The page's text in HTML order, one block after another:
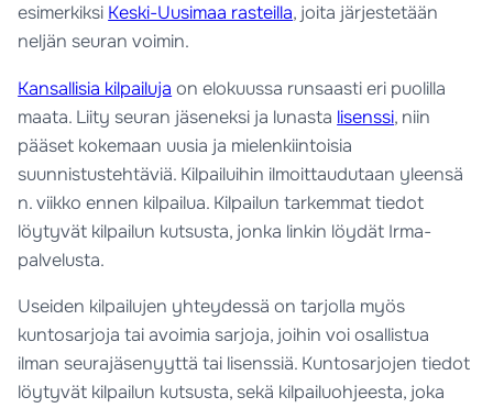
esimerkiksi Keski-Uusimaa rasteilla, joita järjestetään
neljän seuran voimin.
Kansallisia kilpailuja on elokuussa runsaasti eri puolilla
maata. Liity seuran jäseneksi ja lunasta lisenssi, niin
pääset kokemaan uusia ja mielenkiintoisia
suunnistustehtäviä. Kilpailuihin ilmoittaudutaan yleensä
n. viikko ennen kilpailua. Kilpailun tarkemmat tiedot
löytyvät kilpailun kutsusta, jonka linkin löydät Irma-
palvelusta.
Useiden kilpailujen yhteydessä on tarjolla myös
kuntosarjoja tai avoimia sarjoja, joihin voi osallistua
ilman seurajäsenyyttä tai lisenssiä. Kuntosarjojen tiedot
löytyvät kilpailun kutsusta, sekä kilpailuohjeesta, joka